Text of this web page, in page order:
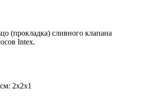
(прокладка) сливного клапана
Intex.
2х2х1